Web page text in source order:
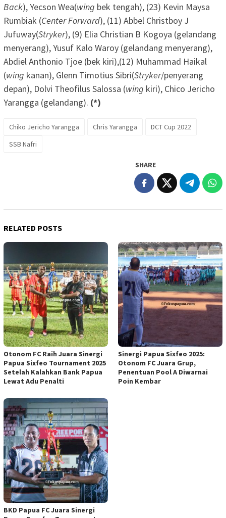
Back), Yecson Wea(wing bek tengah), (23) Kevin Maysa
Rumbiak (Center Forward), (11) Abbel Christboy J
Jufuway(Stryker), (9) Elia Christian B Kogoya (gelandang
menyerang), Yusuf Kalo Waroy (gelandang menyerang),
Abdiel Anthonio Tjoe (bek kiri),(12) Muhammad Haikal
(wing kanan), Glenn Timotius Sibri(Stryker/penyerang
depan), Dolvi Theofilus Salossa (wing kiri), Chico Jericho
Yarangga (gelandang). (*)
Chiko Jericho Yarangga Chris Yarangga
DCT Cup 2022
SSB Nafri
SHARE
RELATED POSTS
Otonom FC Raih Juara Sinergi
Papua Sixfeo Tournament 2025
Setelah Kalahkan Bank Papua
Lewat Adu Penalti
Sinergi Papua Sixfeo 2025:
Otonom FC Juara Grup,
Penentuan Pool A Diwarnai
Poin Kembar
BKD Papua FC Juara Sinergi